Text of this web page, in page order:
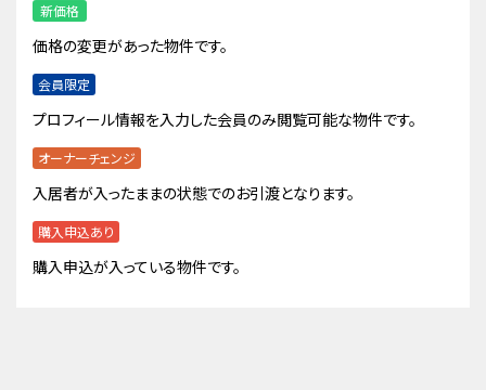
新価格
価格の変更があった物件です。
会員限定
プロフィール情報を入力した会員のみ閲覧可能な物件です。
オーナーチェンジ
入居者が入ったままの状態でのお引渡となります。
購入申込あり
購入申込が入っている物件です。